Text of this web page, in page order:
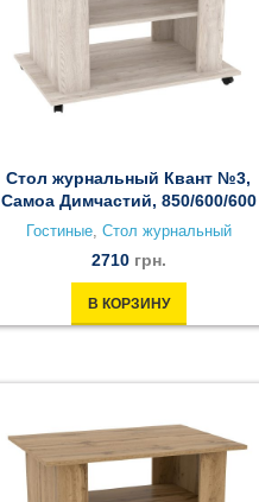
Стол журнальный Квант №3,
Самоа Димчастий, 850/600/600
Гостиные, Стол журнальный
2710 грн.
В КОРЗИНУ